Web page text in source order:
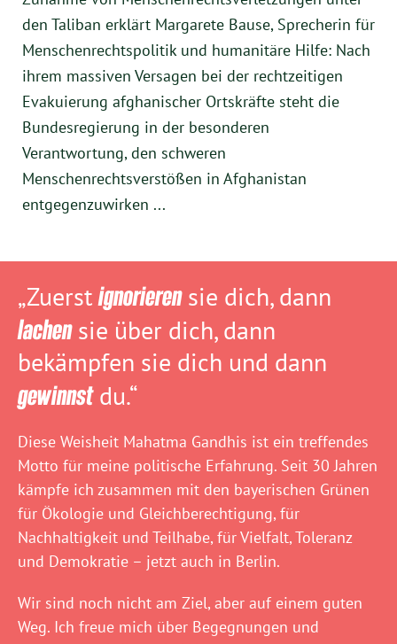
den Taliban erklärt Margarete Bause, Sprecherin für
Menschenrechtspolitik und humanitäre Hilfe: Nach
ihrem massiven Versagen bei der rechtzeitigen
Evakuierung afghanischer Ortskräfte steht die
Bundesregierung in der besonderen
Verantwortung, den schweren
Menschenrechtsverstößen in Afghanistan
entgegenzuwirken ...
„Zuerstignorierensie dich, dann
lachensie über dich, dann
bekämpfen sie dich und dann
gewinnstdu.“
Diese Weisheit Mahatma Gandhis ist ein treffendes
Motto für meine politische Erfahrung. Seit 30 Jahren
kämpfe ich zusammen mit den bayerischen Grünen
für Ökologie und Gleichberechtigung, für
Nachhaltigkeit und Teilhabe, für Vielfalt, Toleranz
und Demokratie – jetzt auch in Berlin.
Wir sind noch nicht am Ziel, aber auf einem guten
Weg. Ich freue mich über Begegnungen und